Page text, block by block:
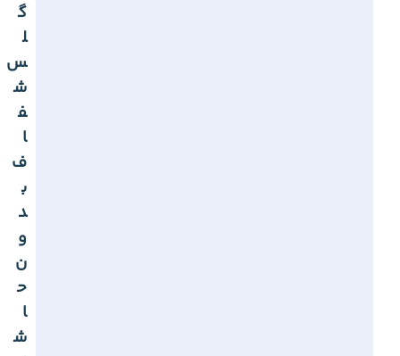
گ
ل
س
ش
ف
ا
ف
ب
د
و
ن
ح
ا
ش